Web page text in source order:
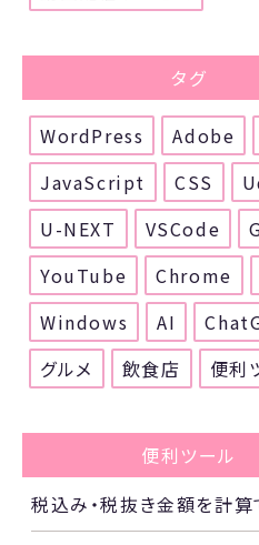
タグ
WordPress Adobe
JavaScript
CSS
U-NEXT
VSCode
YouTube
Chrome
Windows
AI
グルメ
飲食店 便利
便利ツール
税込み・税抜き金額を計算